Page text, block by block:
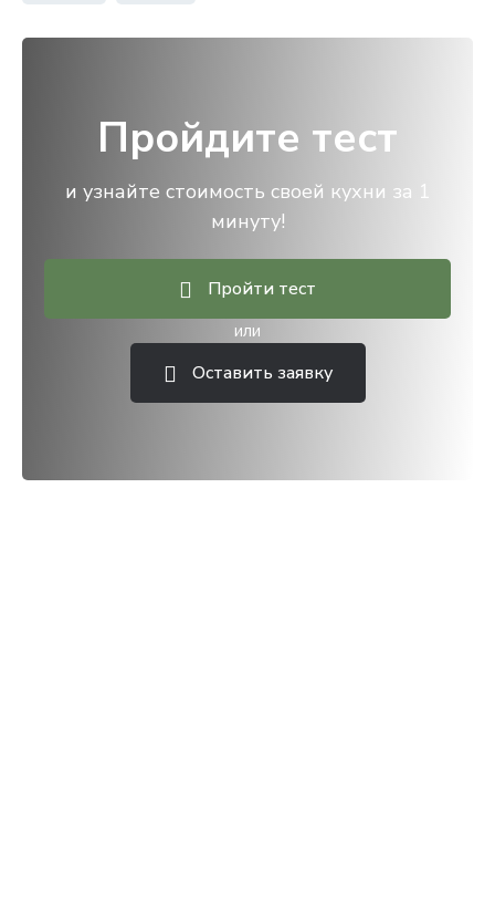
Пройдите тест
и узнайте стоимость своей кухни за 1
минуту!
Пройти тест
или
Оставить заявку